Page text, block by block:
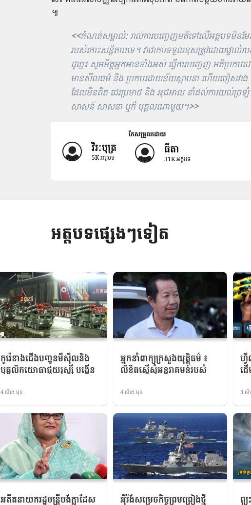
៕
<<កំណត់សម្គាល់: រាល់ការបញ្ចេញមតិទៅលើអត្ថបទមិនមែ
របស់កោះសន្តិភាពទេ។ វាជាការទទួលខុសត្រួវដោយផ្ទាល់
ដូច្នេះ សូមមិត្តអ្នកអានទាំងអស់ ធ្វើការបញ្ចេញ មតិប្រក
មានសីលធម៌ និង ប្រកបដោយន័យស្ថាបនា ហើយចៀសវាង
ដែលមិនពិត ជេរប្រមាថ និង អុជអាល នាំដល់ការយល់ច្រឡំ
សាសន៍ សាសនា ឬក៏ បុគ្គលណាមួយ។>>
វិរៈបុត្រ
5K អត្តបទ
កែសម្រួលដោយ
ធីតា
31Kអត្តបទ
អត្តបទផ្សេងៗទៀត
កូរ៉េខាងជើងបញ្ជូនមីស៊ីលនិង
បុគ្គលិកយោធាជួយរុស្ស៊ី បង្កើន
អាកាសអ៊ុយក្រែន
4 ម៉ោង មុន
អ្នកនាំពាក្យ​ក្រសួងយុត្តិធម៌​ ៖ ​
លិខិតស្នើសុំ​អន្តរាគមន៍​របស់​
រើសអើងឡើយ
4 ម៉ោង មុន
ហ្
ដើ
3 ម៉
អតីតនាយករដ្ឋមន្ត្រីបង់ក្លាដែស អ៉ីរ៉ង់សម្រេចកិច្ចព្រមព្រៀងថ្មី ព្